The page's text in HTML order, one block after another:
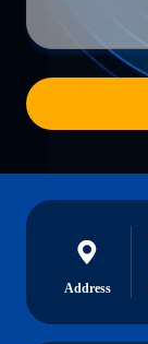
Address